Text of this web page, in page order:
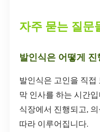
자주 묻는 질문
발인식은 어떻게
발인식은 고인을 직접
막 인사를 하는 시간
식장에서 진행되고,
따라 이루어집니다.